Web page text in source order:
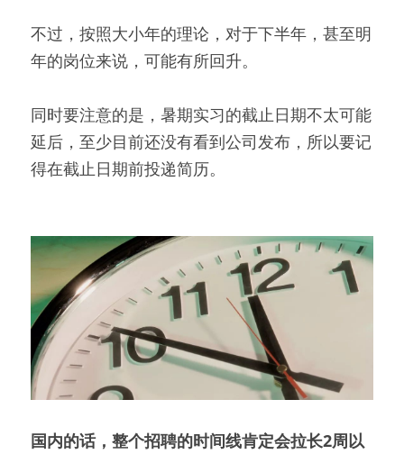
不过，按照大小年的理论，对于下半年，甚至明
年的岗位来说，可能有所回升。
同时要注意的是，暑期实习的截止日期不太可能
延后，至少目前还没有看到公司发布，所以要记
得在截止日期前投递简历。
国内的话，整个招聘的时间线肯定会拉长2周以